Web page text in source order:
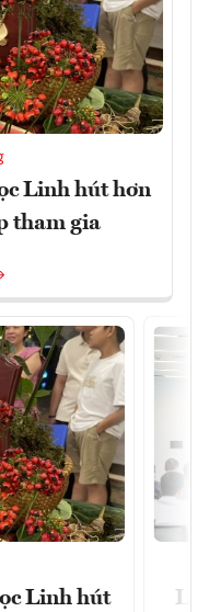
Linh hút hơn
tham gia
Linh hút